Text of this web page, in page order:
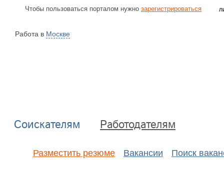
Чтобы пользоваться порталом нужно зарегистрироваться
Работа в Москве
Соискателям Работодателям
Разместить резюме Вакансии Поиск